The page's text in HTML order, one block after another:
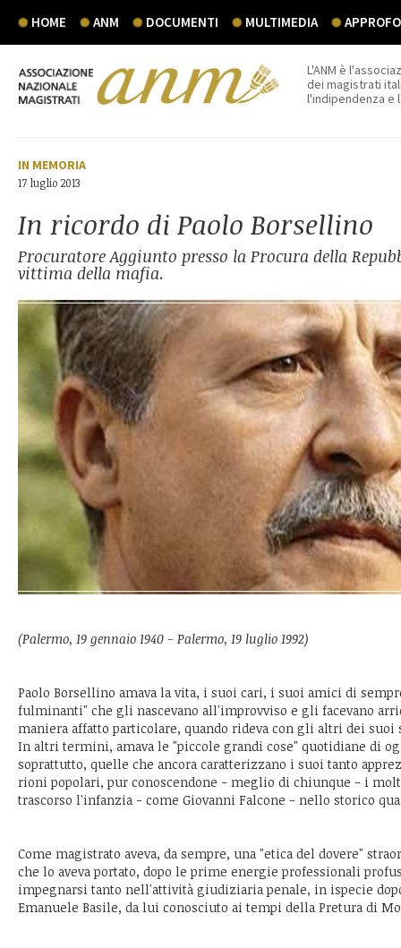
HOME ANM DOCUMENTI MULTIMEDIA
L'ANM è
dei magistrati
l'indipendenza e
IN MEMORIA
17 luglio 2013
In ricordo di Paolo Borsellino
Procuratore Aggiunto presso la Procura della
vittima della mafia.
(Palermo, 19 gennaio 1940 - Palermo, 19 luglio 1992)
Paolo Borsellino amava la vita, i suoi cari, i suoi amici di
fulminanti" che gli nascevano all'improvviso e gli facevano
maniera affatto particolare, quando rideva con gli altri dei
In altri termini, amava le "piccole grandi cose" quotidiane di
soprattutto, quelle che ancora caratterizzano i suoi tanto
rioni popolari, pur conoscendone - meglio di chiunque - i
trascorso l'infanzia - come Giovanni Falcone - nello storico
Come magistrato aveva, da sempre, una "etica del dovere"
che lo aveva portato, dopo le prime energie professionali
impegnarsi tanto nell'attività giudiziaria penale, in ispecie
Emanuele Basile, da lui conosciuto ai tempi della Pretura di